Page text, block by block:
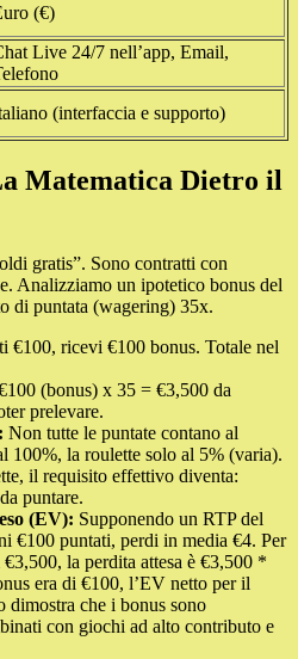
(€)
Live 24/7 nell’app, Email,
(interfaccia e supporto)
Matematica Dietro il
gratis”. Sono contratti con
Analizziamo un ipotetico bonus del
di puntata (wagering) 35x.
€100, ricevi €100 bonus. Totale nel
(bonus) x 35 = €3,500 da
prelevare.
Non tutte le puntate contano al
100%, la roulette solo al 5% (varia).
il requisito effettivo diventa:
puntare.
(EV): Supponendo un RTP del
€100 puntati, perdi in media €4. Per
la perdita attesa è €3,500 *
era di €100, l’EV netto per il
dimostra che i bonus sono
con giochi ad alto contributo e